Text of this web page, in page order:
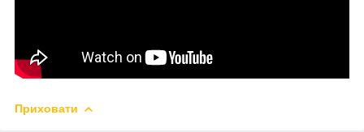
Приховати